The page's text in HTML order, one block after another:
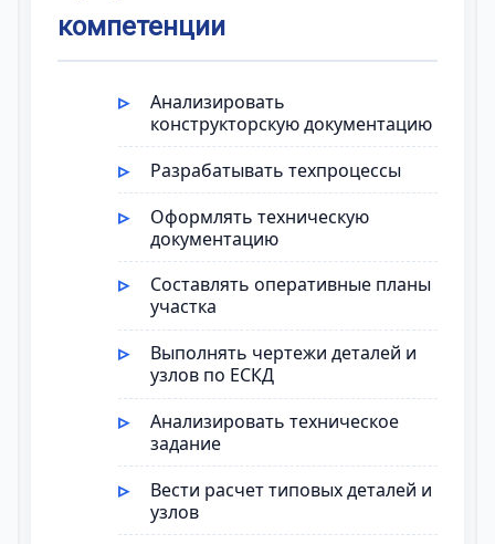
компетенции
Анализировать
конструкторскую документацию
Разрабатывать техпроцессы
Оформлять техническую
документацию
Составлять оперативные планы
участка
Выполнять чертежи деталей и
узлов по ЕСКД
Анализировать техническое
задание
Вести расчет типовых деталей и
узлов